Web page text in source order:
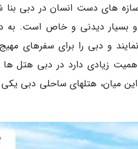
های دست انسان در دبی بنا
بلند مثل برج الخلیفه که ارتفاع 828 متر دارد و بسیار
و دبی را برای سفرهای
زیادی دارد در دبی هتل ها
میان، هتلهای ساحلی دبی یکی